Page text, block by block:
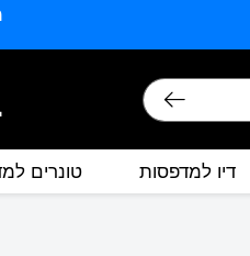
דיו למדפסות טונרים